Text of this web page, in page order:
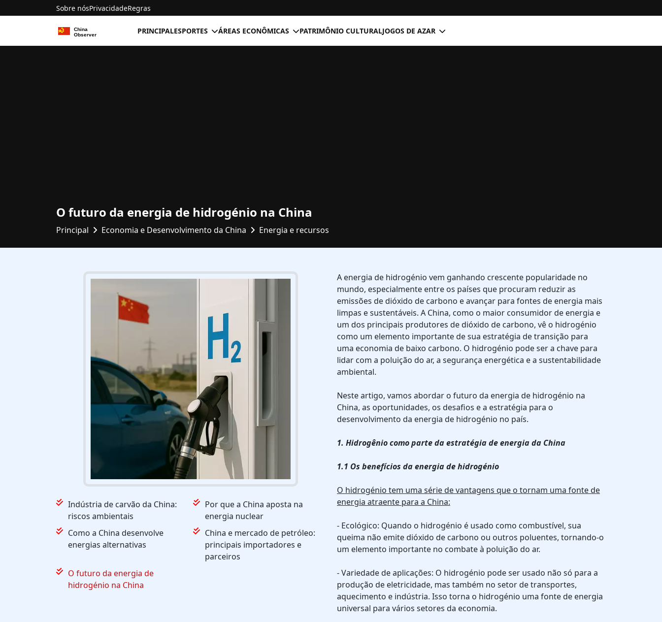
Sobre nósPrivacidadeRegras
PRINCIPALESPORTES ÁREAS ECONÔMICAS PATRIMÔNIO CULTURALJOGOS DE AZAR
O futuro da energia de hidrogénio na China
Principal Economia e Desenvolvimento da China Energia e recursos
Indústria de carvão da China:
riscos ambientais
Por que a China aposta na
energia nuclear
Como a China desenvolve
energias alternativas
China e mercado de petróleo:
principais importadores e
parceiros
O futuro da energia de
hidrogénio na China
A energia de hidrogénio vem ganhando crescente popularidade no
mundo, especialmente entre os países que procuram reduzir as
emissões de dióxido de carbono e avançar para fontes de energia mais
limpas e sustentáveis. A China, como o maior consumidor de energia e
um dos principais produtores de dióxido de carbono, vê o hidrogénio
como um elemento importante de sua estratégia de transição para
uma economia de baixo carbono. O hidrogénio pode ser a chave para
lidar com a poluição do ar, a segurança energética e a sustentabilidade
ambiental.
Neste artigo, vamos abordar o futuro da energia de hidrogénio na
China, as oportunidades, os desafios e a estratégia para o
desenvolvimento da energia de hidrogénio no país.
1. Hidrogênio como parte da estratégia de energia da China
1.1 Os benefícios da energia de hidrogénio
O hidrogénio tem uma série de vantagens que o tornam uma fonte de
energia atraente para a China:
- Ecológico: Quando o hidrogénio é usado como combustível, sua
queima não emite dióxido de carbono ou outros poluentes, tornando-o
um elemento importante no combate à poluição do ar.
- Variedade de aplicações: O hidrogénio pode ser usado não só para a
produção de eletricidade, mas também no setor de transportes,
aquecimento e indústria. Isso torna o hidrogénio uma fonte de energia
universal para vários setores da economia.